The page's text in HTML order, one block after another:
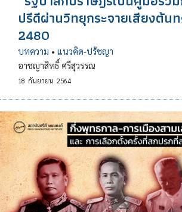
ปรีดีผ่านวิทยุกระจายเสียงต้น
2480
บทความ • แนวคิด-ปรัชญา
อาชญาสิทธิ์ ศรีสุวรรณ
18 กันยายน 2564